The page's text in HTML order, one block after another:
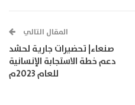
المقال التالي
صنعاء| تحضيرات جارية لحشد
دعم خطة الاستجابة الإنسانية
للعام 2023م